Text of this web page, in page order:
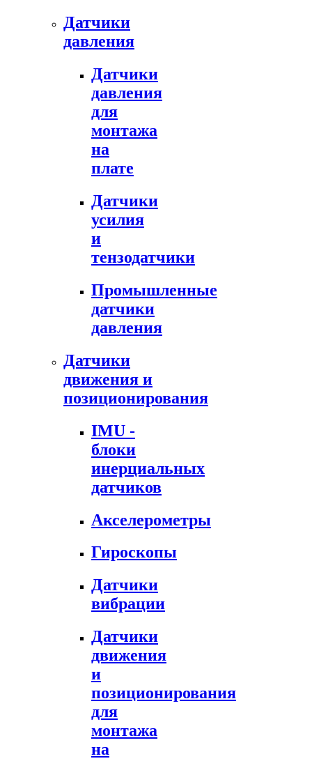
Датчики
давления
Датчики
давления
для
монтажа
на
плате
Датчики
усилия
и
тензодатчики
Промышленные
датчики
давления
Датчики
движения и
позиционирования
IMU -
блоки
инерциальных
датчиков
Акселерометры
Гироскопы
Датчики
вибрации
Датчики
движения
и
позиционирования
для
монтажа
на